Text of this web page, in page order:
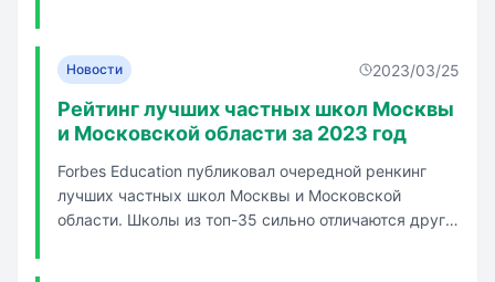
стандартам. Школы распределены по трем
группам в зависимости от стоимости обучения.
Каждая ...
Новости 2023/03/25
Рейтинг лучших частных школ Москвы
и Московской области за 2023 год
Forbes Education публиковал очередной ренкинг
лучших частных школ Москвы и Московской
области. Школы из топ-35 сильно отличаются друг